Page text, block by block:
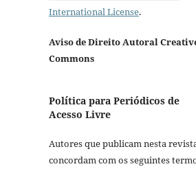
International License.
Aviso de Direito Autoral
Commons
Política para Periódicos de
Acesso Livre
Autores que publicam nesta
concordam com os seguintes